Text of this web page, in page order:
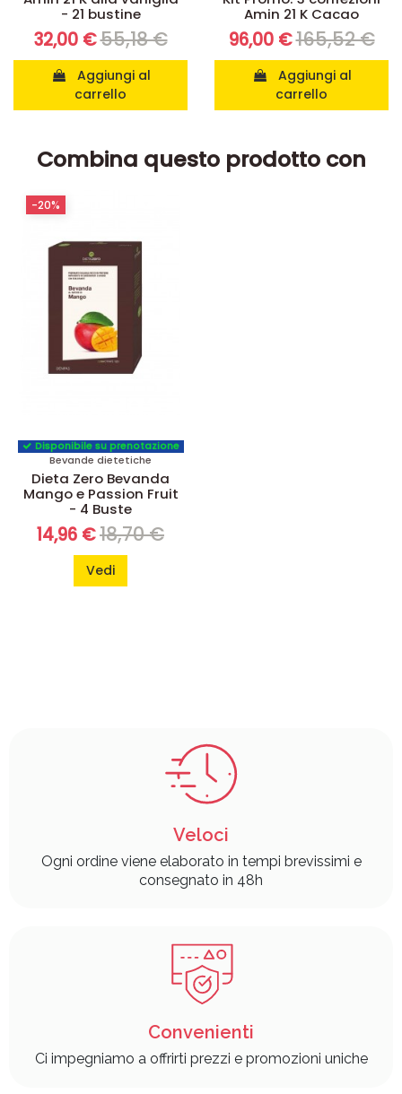
- 21 bustine
32,00 €55,18 €
carrello
Amin 21 K Cacao
96,00 €165,52 €
carrello
Combina questo prodotto con
Disponibile su prenotazione
Bevande dietetiche
Dieta Zero Bevanda
Mango e Passion Fruit
- 4 Buste
14,96 €18,70 €
Vedi
-20%
Veloci
Ogni ordine viene elaborato in tempi brevissimi e
consegnato in 48h
Convenienti
Ci impegniamo a offrirti prezzi e promozioni uniche